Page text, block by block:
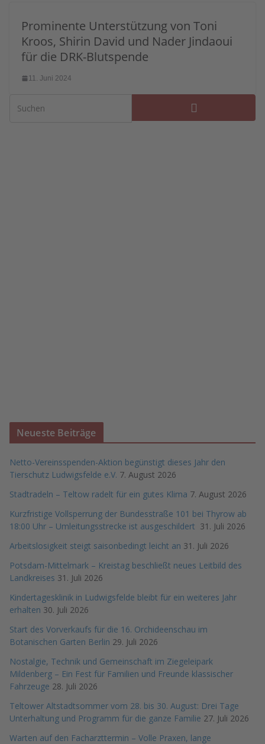
Prominente Unterstützung von Toni
Kroos, Shirin David und Nader Jindaoui
für die DRK-Blutspende
11. Juni 2024
Neueste Beiträge
Netto-Vereinsspenden-Aktion begünstigt dieses Jahr den
Tierschutz Ludwigsfelde e.V. 7. August 2026
Stadtradeln – Teltow radelt für ein gutes Klima 7. August 2026
Kurzfristige Vollsperrung der Bundesstraße 101 bei Thyrow ab
18:00 Uhr – Umleitungsstrecke ist ausgeschildert 31. Juli 2026
Arbeitslosigkeit steigt saisonbedingt leicht an 31. Juli 2026
Potsdam-Mittelmark – Kreistag beschließt neues Leitbild des
Landkreises 31. Juli 2026
Kindertagesklinik in Ludwigsfelde bleibt für ein weiteres Jahr
erhalten 30. Juli 2026
Start des Vorverkaufs für die 16. Orchideenschau im
Botanischen Garten Berlin 29. Juli 2026
Nostalgie, Technik und Gemeinschaft im Ziegeleipark
Mildenberg – Ein Fest für Familien und Freunde klassischer
Fahrzeuge 28. Juli 2026
Teltower Altstadtsommer vom 28. bis 30. August: Drei Tage
Unterhaltung und Programm für die ganze Familie 27. Juli 2026
Warten auf den Facharzttermin – Volle Praxen, lange